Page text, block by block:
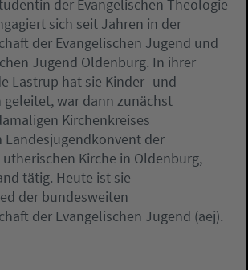
der Evangelischen Theologie
sich seit Jahren in der
der Evangelischen Jugend und
Jugend Oldenburg. In ihrer
Lastrup hat sie Kinder- und
war dann zunächst
Kirchenkreises
Landesjugendkonvent der
Kirche in Oldenburg,
tätig. Heute ist sie
der bundesweiten
der Evangelischen Jugend (aej).